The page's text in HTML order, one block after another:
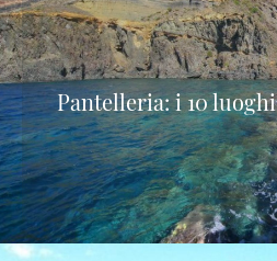
Pantelleria: i 10